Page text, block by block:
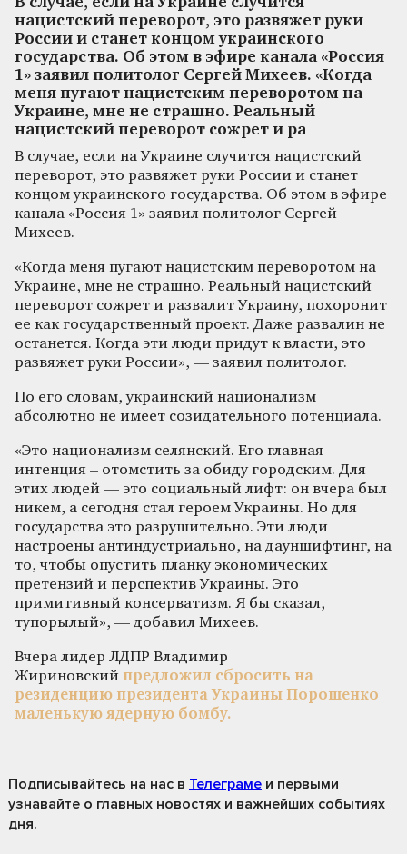
нацистский переворот, это развяжет руки
России и станет концом украинского
государства. Об этом в эфире канала «Россия
1» заявил политолог Сергей Михеев. «Когда
меня пугают нацистским переворотом на
Украине, мне не страшно. Реальный
нацистский переворот сожрет и ра
В случае, если на Украине случится нацистский
переворот, это развяжет руки России и станет
концом украинского государства. Об этом в эфире
канала «Россия 1» заявил политолог Сергей
Михеев.
«Когда меня пугают нацистским переворотом на
Украине, мне не страшно. Реальный нацистский
переворот сожрет и развалит Украину, похоронит
ее как государственный проект. Даже развалин не
останется. Когда эти люди придут к власти, это
развяжет руки России», — заявил политолог.
По его словам, украинский национализм
абсолютно не имеет созидательного потенциала.
«Это национализм селянский. Его главная
интенция – отомстить за обиду городским. Для
этих людей — это социальный лифт: он вчера был
никем, а сегодня стал героем Украины. Но для
государства это разрушительно. Эти люди
настроены антиндустриально, на дауншифтинг, на
то, чтобы опустить планку экономических
претензий и перспектив Украины. Это
примитивный консерватизм. Я бы сказал,
тупорылый», — добавил Михеев.
Вчера лидер ЛДПР Владимир
Жириновский предложил сбросить на
резиденцию президента Украины Порошенко
маленькую ядерную бомбу.
Подписывайтесь на нас в Телеграме и первыми
узнавайте о главных новостях и важнейших событиях
дня.